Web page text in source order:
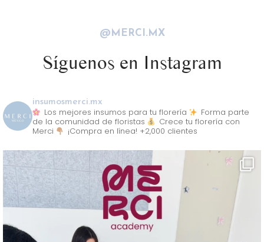
@MERCI.MX
Síguenos en Instagram
insumosmerci.mx
Los mejores insumos para tu florería
Forma parte
de la comunidad de floristas
Crece tu florería con
Merci
¡Compra en línea! +2,000 clientes